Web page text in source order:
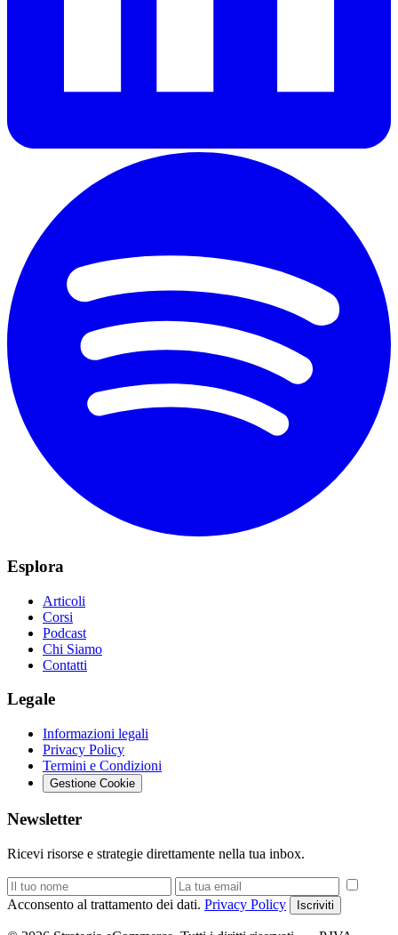
Esplora
Articoli
Corsi
Podcast
Chi Siamo
Contatti
Legale
Informazioni legali
Privacy Policy
Termini e Condizioni
Gestione Cookie
Newsletter
Ricevi risorse e strategie direttamente nella tua inbox.
Acconsento al trattamento dei dati. Privacy Policy Iscriviti